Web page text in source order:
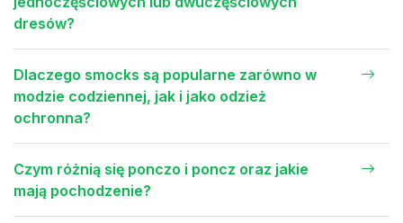
dresów?
Dlaczego smocks są popularne zarówno w
modzie codziennej, jak i jako odzież
ochronna?
Czym różnią się ponczo i poncz oraz jakie
mają pochodzenie?